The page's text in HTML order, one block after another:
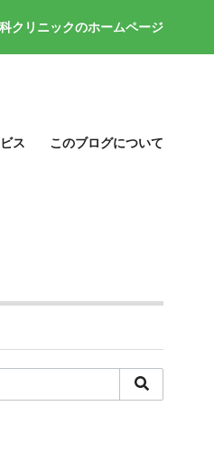
クリニックのホームページ
ス このブログについて